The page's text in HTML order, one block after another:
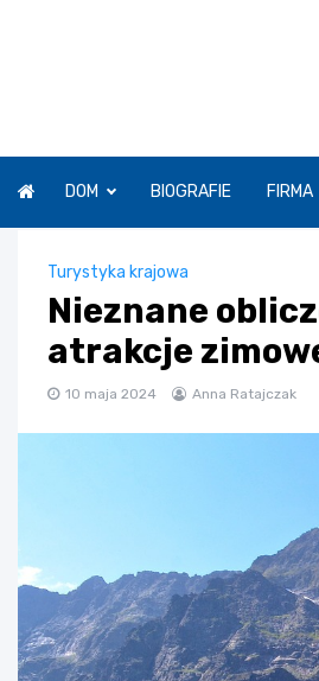
DOM BIOGRAFIE FIRMA
Turystyka krajowa
Nieznane
atrakcje
10 maja 2024 Anna Ratajczak